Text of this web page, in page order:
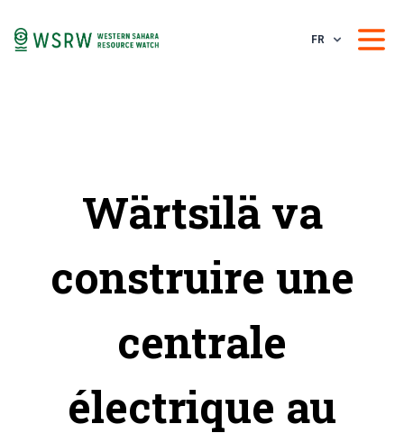
FR
Wärtsilä va
construire une
centrale
électrique au